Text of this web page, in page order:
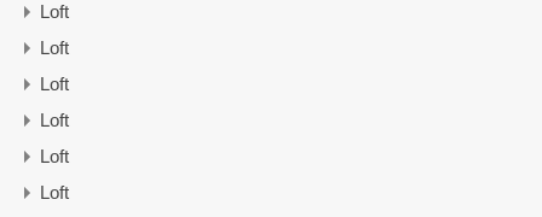
Loft
Loft
Loft
Loft
Loft
Loft